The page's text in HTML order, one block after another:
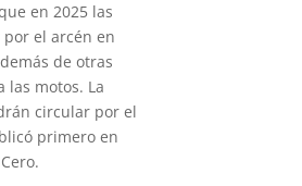
en 2025 las
el arcén en
de otras
las motos. La
circular por el
primero en